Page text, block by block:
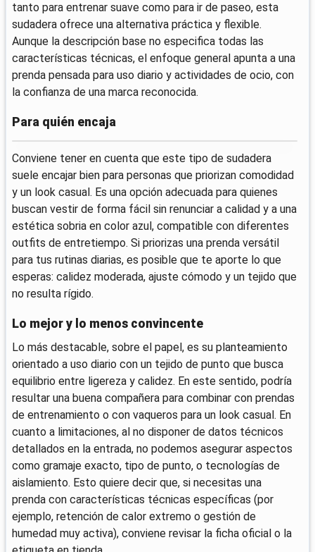
tanto para entrenar suave como para ir de paseo, esta
sudadera ofrece una alternativa práctica y flexible.
Aunque la descripción base no especifica todas las
características técnicas, el enfoque general apunta a una
prenda pensada para uso diario y actividades de ocio, con
la confianza de una marca reconocida.
Para quién encaja
Conviene tener en cuenta que este tipo de sudadera
suele encajar bien para personas que priorizan comodidad
y un look casual. Es una opción adecuada para quienes
buscan vestir de forma fácil sin renunciar a calidad y a una
estética sobria en color azul, compatible con diferentes
outfits de entretiempo. Si priorizas una prenda versátil
para tus rutinas diarias, es posible que te aporte lo que
esperas: calidez moderada, ajuste cómodo y un tejido que
no resulta rígido.
Lo mejor y lo menos convincente
Lo más destacable, sobre el papel, es su planteamiento
orientado a uso diario con un tejido de punto que busca
equilibrio entre ligereza y calidez. En este sentido, podría
resultar una buena compañera para combinar con prendas
de entrenamiento o con vaqueros para un look casual. En
cuanto a limitaciones, al no disponer de datos técnicos
detallados en la entrada, no podemos asegurar aspectos
como gramaje exacto, tipo de punto, o tecnologías de
aislamiento. Esto quiere decir que, si necesitas una
prenda con características técnicas específicas (por
ejemplo, retención de calor extremo o gestión de
humedad muy activa), conviene revisar la ficha oficial o la